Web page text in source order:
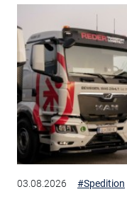
03.08.2026 #Spedition